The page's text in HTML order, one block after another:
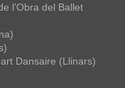
l’Obra del Ballet
Dansaire (Llinars)